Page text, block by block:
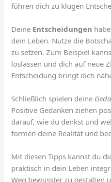
führen dich zu klugen
Deine Entscheidungen
dein Leben. Nutze die
zu setzen. Zum Beispiel
loslassen und dich auf neue
Entscheidung bringt dich
Schließlich spielen deine
Positive Gedanken ziehen
darauf, wie du denkst und
formen deine Realität und
Mit diesen Tipps kannst du
praktisch in dein Leben
Weg bewusster zu gestalten